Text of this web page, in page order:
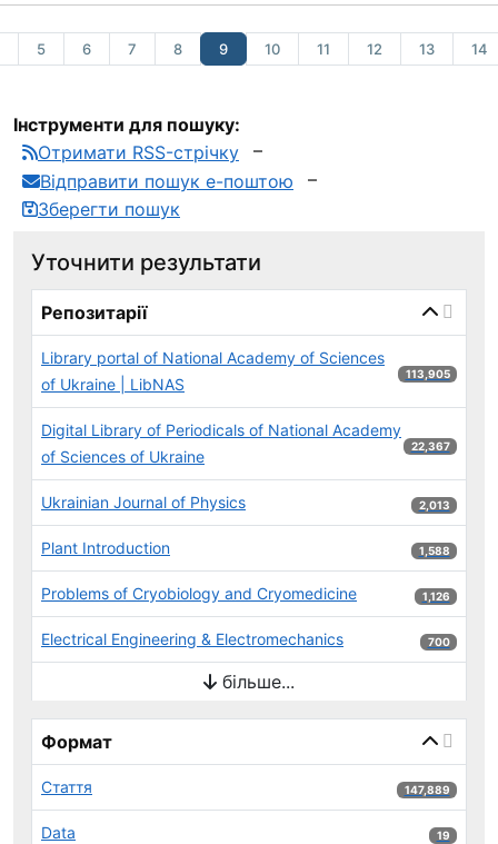
5 6 7 8 9 10 11 12 13 14
Інструменти для пошуку:
Отримати RSS-стрічку
Відправити пошук е-поштою
Зберегти пошук
Уточнити результати
Репозитарії
Library portal of National Academy of Sciences
of Ukraine | LibNAS
113,905
113,905
Digital Library of Periodicals of National Academy
of Sciences of Ukraine
22,367
22,367
Ukrainian Journal of Physics 2,013
2,013
Plant Introduction 1,588
1,588
Problems of Cryobiology and Cryomedicine 1,126
1,126
Electrical Engineering & Electromechanics 700
700
більше...
Формат
Стаття 147,889
147,889
Data 19
19